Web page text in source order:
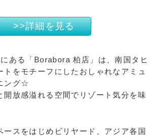
>>詳細を見る
ある「Borabora 柏店」は、南国タヒ
トをモチーフにしたおしゃれなアミュ
ング☆
開放感溢れる空間でリゾート気分を味
ースをはじめビリヤード、アジア各国